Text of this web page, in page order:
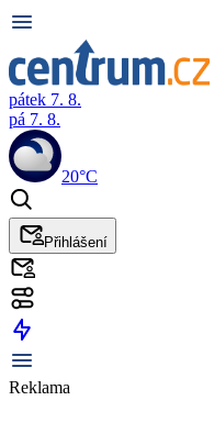
pátek 7. 8.
pá 7. 8.
20°C
Přihlášení
Reklama